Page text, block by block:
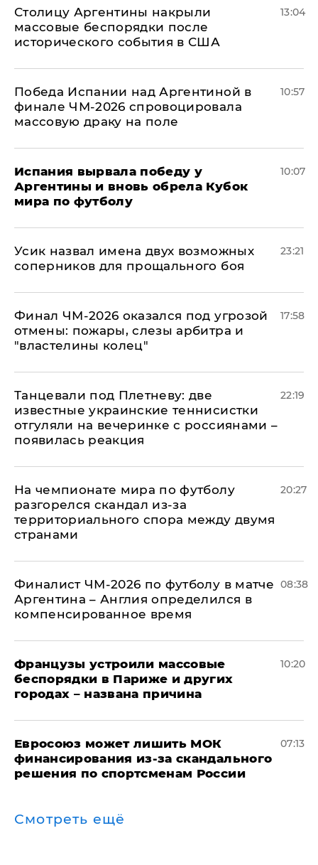
Столицу Аргентины накрыли
массовые беспорядки после
исторического события в США
13:04
Победа Испании над Аргентиной в
финале ЧМ-2026 спровоцировала
массовую драку на поле
10:57
Испания вырвала победу у
Аргентины и вновь обрела Кубок
мира по футболу
10:07
Усик назвал имена двух возможных
соперников для прощального боя
23:21
Финал ЧМ-2026 оказался под угрозой
отмены: пожары, слезы арбитра и
"властелины колец"
17:58
Танцевали под Плетневу: две
известные украинские теннисистки
отгуляли на вечеринке с россиянами –
появилась реакция
22:19
На чемпионате мира по футболу
разгорелся скандал из-за
территориального спора между двумя
странами
20:27
Финалист ЧМ-2026 по футболу в матче
Аргентина – Англия определился в
компенсированное время
08:38
Французы устроили массовые
беспорядки в Париже и других
городах – названа причина
10:20
Евросоюз может лишить МОК
финансирования из-за скандального
решения по спортсменам России
07:13
Смотреть ещё